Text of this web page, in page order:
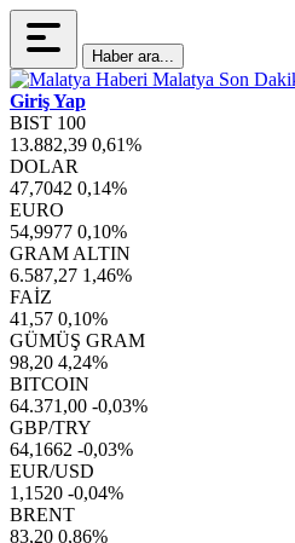
Haber ara...
Giriş Yap
BIST 100
13.882,39 0,61%
DOLAR
47,7042 0,14%
EURO
54,9977 0,10%
GRAM ALTIN
6.587,27 1,46%
FAİZ
41,57 0,10%
GÜMÜŞ GRAM
98,20 4,24%
BITCOIN
64.371,00 -0,03%
GBP/TRY
64,1662 -0,03%
EUR/USD
1,1520 -0,04%
BRENT
83,20 0,86%